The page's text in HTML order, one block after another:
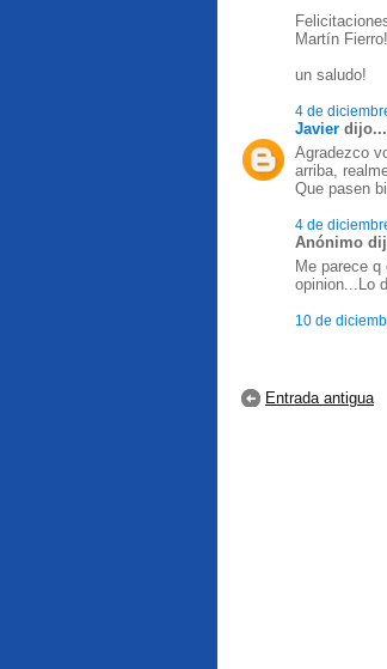
Martín Fierro!
un saludo!
4 de
Javier dijo...
Agradezco
arriba,
Que pasen
4 de
Anónimo
Me parece
opinion...Lo
10 de
Entrada antigua